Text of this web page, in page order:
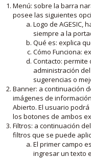
Menú: sobre la barra
posee las siguientes
Logo de AGESIC,
siempre a la
Qué es: explica
Cómo Funciona:
Contacto:
administración
sugerencias o
Banner: a continuación
imágenes de
Abierto. El usuario
los botones de ambos
Filtros: a continuación
filtros que se puede
El primer campo
ingresar un texto